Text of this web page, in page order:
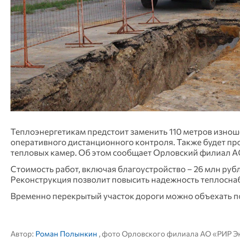
Теплоэнергетикам предстоит заменить 110 метров
оперативного дистанционного контроля. Также будет
тепловых камер. Об этом сообщает Орловский филиал
Стоимость работ, включая благоустройство – 26 млн
Реконструкция позволит повысить надежность
Временно перекрытый участок дороги можно объехать
Автор: Роман Полынкин , фото Орловского филиала АО «РИР